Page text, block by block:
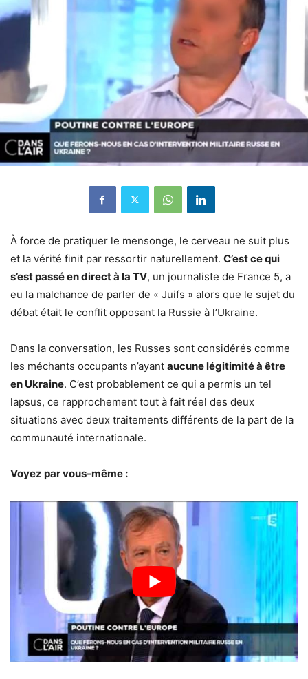
À force de pratiquer le mensonge, le cerveau ne suit plus
et la vérité finit par ressortir naturellement. C’est ce qui
s’est passé en direct à la TV, un journaliste de France 5, a
eu la malchance de parler de « Juifs » alors que le sujet du
débat était le conflit opposant la Russie à l’Ukraine.
Dans la conversation, les Russes sont considérés comme
les méchants occupants n’ayant aucune légitimité à être
en Ukraine. C’est probablement ce qui a permis un tel
lapsus, ce rapprochement tout à fait réel des deux
situations avec deux traitements différents de la part de la
communauté internationale.
Voyez par vous-même :